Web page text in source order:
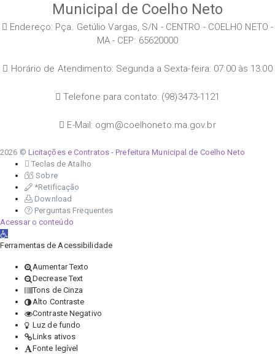
Municipal de Coelho Neto
Endereço: Pça. Getúlio Vargas, S/N - CENTRO - COELHO NETO -
MA - CEP: 65620000
Horário de Atendimento: Segunda a Sexta-feira: 07:00 às 13:00
Telefone para contato: (98)3473-1121
E-Mail: ogm@coelhoneto.ma.gov.br
2026 © Licitações e Contratos - Prefeitura Municipal de Coelho Neto
Teclas de Atalho
Sobre
*Retificação
Download
Perguntas Frequentes
Acessar o conteúdo
Abrir a barra de ferramentas
Ferramentas de Acessibilidade
Aumentar Texto
Decrease Text
Tons de Cinza
Alto Contraste
Contraste Negativo
Luz de fundo
Links ativos
Fonte legível